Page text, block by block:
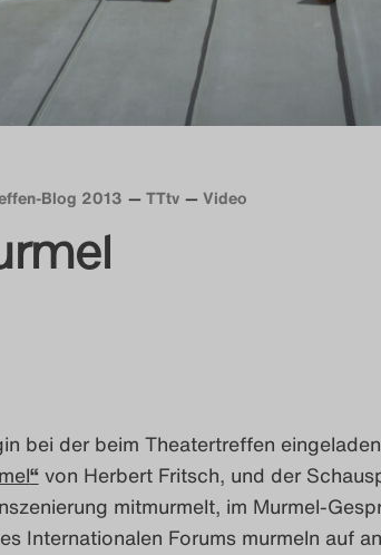
Blog 2013 TTtv Video
bei der beim Theatertreffen
“ von Herbert Fritsch, und der
mitmurmelt, im Murmel-
Internationalen Forums murmeln auf